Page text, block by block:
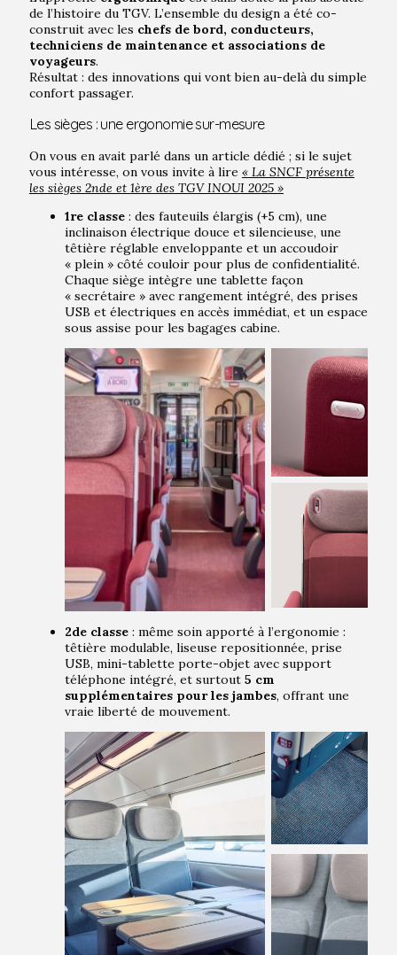
de l’histoire du TGV. L’ensemble du design a été co-
construit avec les chefs de bord, conducteurs,
techniciens de maintenance et associations de
voyageurs.
Résultat : des innovations qui vont bien au-delà du simple
confort passager.
Les sièges : une ergonomie sur-mesure
On vous en avait parlé dans un article dédié ; si le sujet
vous intéresse, on vous invite à lire « La SNCF présente
les sièges 2nde et 1ère des TGV INOUI 2025 »
1re classe: des fauteuils élargis (+5 cm), une
inclinaison électrique douce et silencieuse, une
têtière réglable enveloppante et un accoudoir
« plein » côté couloir pour plus de confidentialité.
Chaque siège intègre une tablette façon
« secrétaire » avec rangement intégré, des prises
USB et électriques en accès immédiat, et un espace
sous assise pour les bagages cabine.
2de classe: même soin apporté à l’ergonomie :
têtière modulable, liseuse repositionnée, prise
USB, mini-tablette porte-objet avec support
téléphone intégré, et surtout 5 cm
supplémentaires pour les jambes, offrant une
vraie liberté de mouvement.